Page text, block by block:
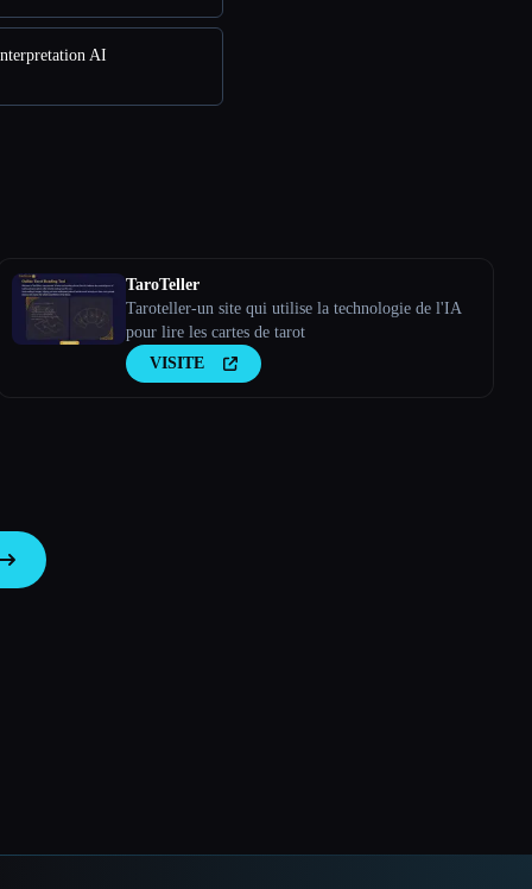
AI
TaroTeller
Taroteller-un site qui utilise la technologie de l'IA
pour lire les cartes de tarot
VISITE